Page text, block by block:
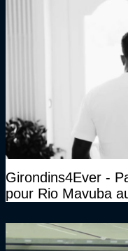
Girondins4Ever -
pour Rio Mavuba